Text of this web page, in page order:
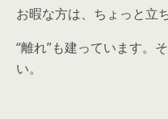
お暇な方は、ちょっと立
“離れ”も建っています。
い。